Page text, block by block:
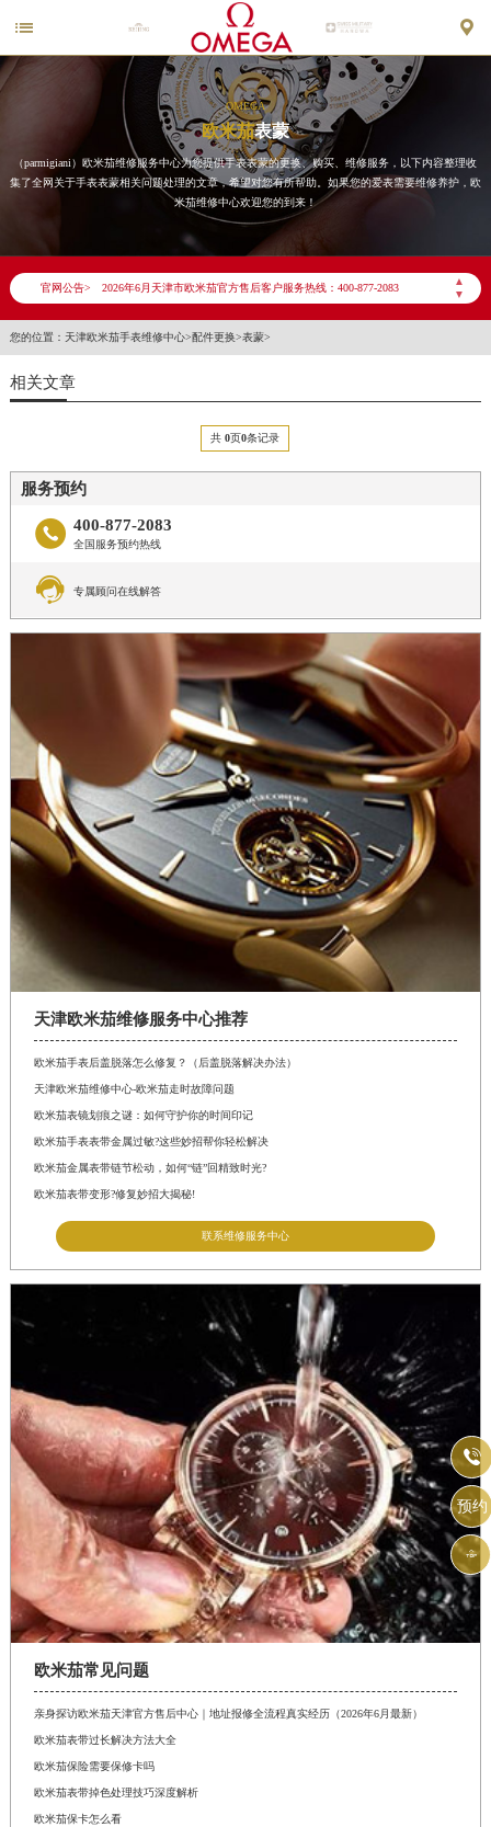
 
OMEGA
欧米茄表蒙
（parmigiani）欧米茄维修服务中心为您提供手表表蒙的更换、购买、维修服务，以下内容整理收
集了全网关于手表表蒙相关问题处理的文章，希望对您有所帮助。如果您的爱表需要维修养护，欧
米茄维修中心欢迎您的到来！
官网公告>
▲
▼
2026年6月欧米茄天津市售后服务网络优化升级公告
2026年6月天津市欧米茄官方售后客户服务热线：400-877-2083
2026年6月欧米茄售后服务中心最新网点地址：
您的位置： 天津欧米茄手表维修中心>配件更换>表蒙>
相关文章
共0页0条记录
服务预约
 400-877-2083
全国服务预约热线
 专属顾问在线解答
天津欧米茄维修服务中心推荐
欧米茄手表后盖脱落怎么修复？（后盖脱落解决办法）
天津欧米茄维修中心-欧米茄走时故障问题
欧米茄表镜划痕之谜：如何守护你的时间印记
欧米茄手表表带金属过敏?这些妙招帮你轻松解决
欧米茄金属表带链节松动，如何“链”回精致时光?
欧米茄表带变形?修复妙招大揭秘!
联系维修服务中心
欧米茄常见问题
亲身探访欧米茄天津官方售后中心｜地址报修全流程真实经历（2026年6月最新）
欧米茄表带过长解决方法大全
欧米茄保险需要保修卡吗
欧米茄表带掉色处理技巧深度解析
欧米茄保卡怎么看

预约
